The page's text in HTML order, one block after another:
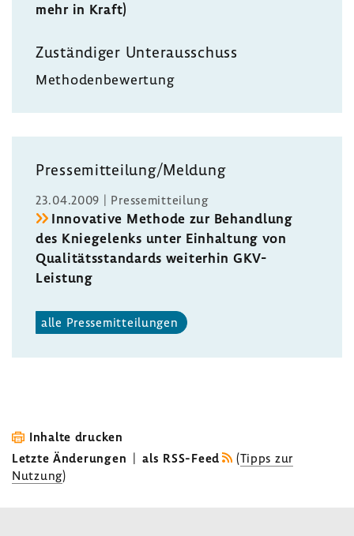
mehr in Kraft)
Zustän­diger Unter­aus­schuss
Metho­den­be­wer­tung
Pres­se­mit­tei­lung/Meldung
23.04.2009 | Pres­se­mit­tei­lung
Inno­va­tive Methode zur Behand­lung
des Knie­ge­lenks unter Einhal­tung von
Quali­täts­stan­dards weiterhin GKV-​
Leistung
alle Pres­se­mit­tei­lungen
Inhalte drucken
Letzte Änderungen | als RSS-Feed (Tipps zur
Nutzung)